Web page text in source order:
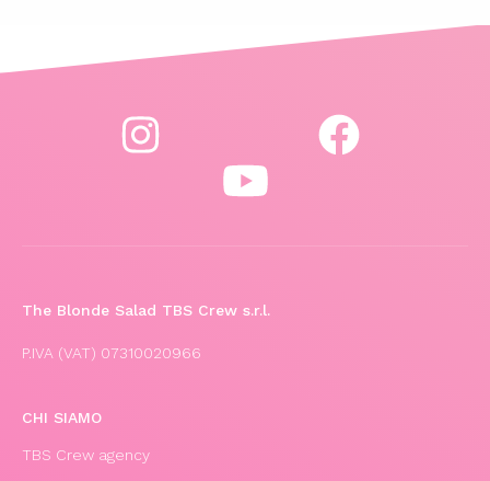
The Blonde Salad TBS Crew s.r.l.
P.IVA (VAT) 07310020966
CHI SIAMO
TBS Crew agency